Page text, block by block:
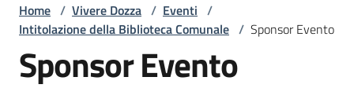
Novità
Home / Vivere Dozza / Eventi /
Intitolazione della Biblioteca Comunale / Sponsor Evento
Sponsor Evento